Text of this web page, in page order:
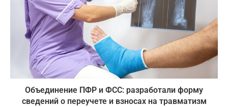
Объединение ПФР и ФСС: разработали форму
сведений о переучете и взносах на травматизм